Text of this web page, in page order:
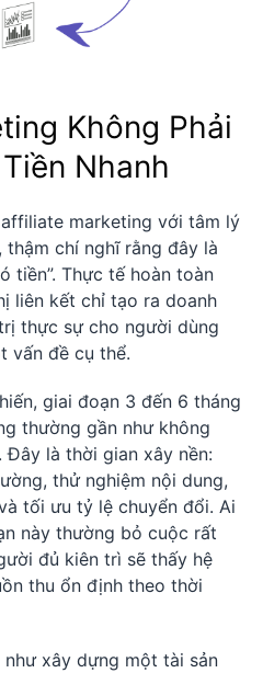
Không Phải
Nhanh
marketing với tâm lý
thậm chí nghĩ rằng đây là
tiền”. Thực tế hoàn toàn
liên kết chỉ tạo ra doanh
thực sự cho người dùng
vấn đề cụ thể.
giai đoạn 3 đến 6 tháng
thường gần như không
Đây là thời gian xây nền:
thử nghiệm nội dung,
tối ưu tỷ lệ chuyển đổi. Ai
này thường bỏ cuộc rất
đủ kiên trì sẽ thấy hệ
thu ổn định theo thời
xây dựng một tài sản